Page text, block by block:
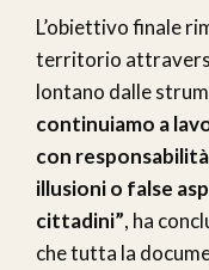
L’obiettivo finale
territorio
lontano dalle
continuiamo a
con
illusioni o false
cittadini”, ha
che tutta la